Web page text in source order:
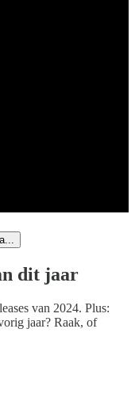
dit jaar
van 2024. Plus:
jaar? Raak, of